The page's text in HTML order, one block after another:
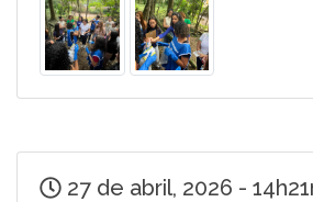
27 de abril, 2026 -